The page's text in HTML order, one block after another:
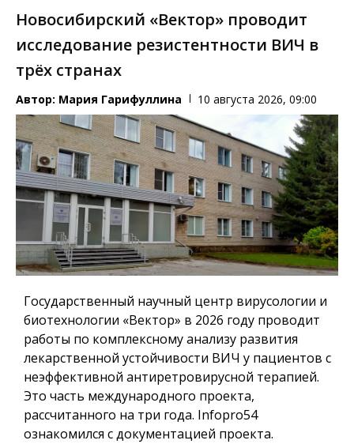
Новосибирский «Вектор» проводит
исследование резистентности ВИЧ в
трёх странах
Автор: Мария Гарифуллина 10 августа 2026, 09:00
Государственный научный центр вирусологии и
биотехнологии «Вектор» в 2026 году проводит
работы по комплексному анализу развития
лекарственной устойчивости ВИЧ у пациентов с
неэффективной антиретровирусной терапией.
Это часть международного проекта,
рассчитанного на три года. Infopro54
ознакомился с документацией проекта.